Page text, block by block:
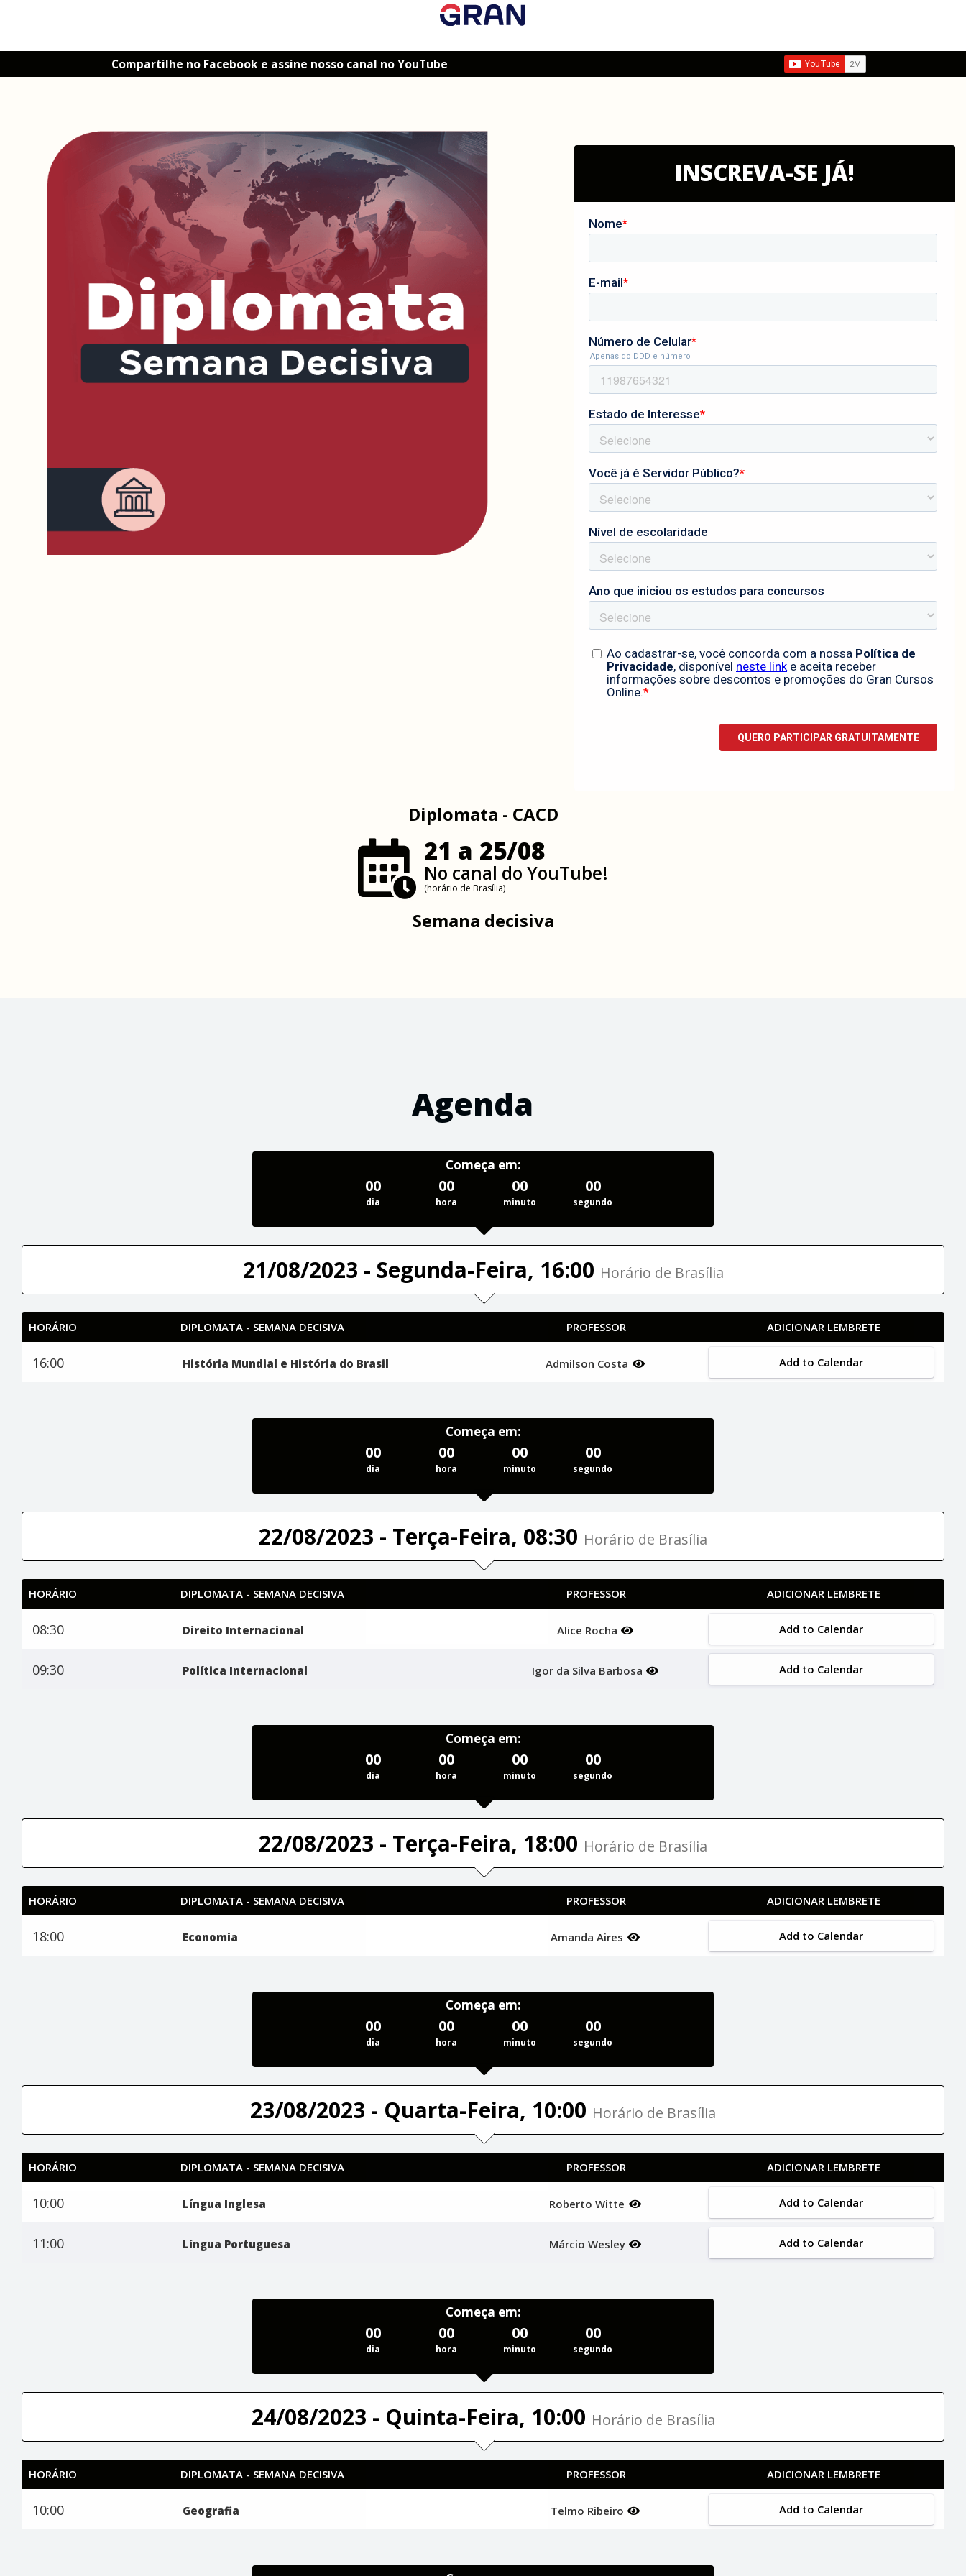
Compartilhe no Facebook e assine nosso canal no YouTube
INSCREVA-SE JÁ!
Diplomata - CACD
21 a 25/08
No canal do YouTube!
(horário de Brasília)
Semana decisiva
Agenda
Começa em:
00
dia
00
hora
00
minuto
00
segundo
21/08/2023 - Segunda-Feira, 16:00 Horário de Brasília
HORÁRIO DIPLOMATA - SEMANA DECISIVA PROFESSOR ADICIONAR LEMBRETE
16:00 História Mundial e História do Brasil Admilson Costa Add to Calendar
Começa em:
00
dia
00
hora
00
minuto
00
segundo
22/08/2023 - Terça-Feira, 08:30 Horário de Brasília
HORÁRIO DIPLOMATA - SEMANA DECISIVA PROFESSOR ADICIONAR LEMBRETE
08:30 Direito Internacional Alice Rocha Add to Calendar
09:30 Política Internacional Igor da Silva Barbosa Add to Calendar
Começa em:
00
dia
00
hora
00
minuto
00
segundo
22/08/2023 - Terça-Feira, 18:00 Horário de Brasília
HORÁRIO DIPLOMATA - SEMANA DECISIVA PROFESSOR ADICIONAR LEMBRETE
18:00 Economia Amanda Aires Add to Calendar
Começa em:
00
dia
00
hora
00
minuto
00
segundo
23/08/2023 - Quarta-Feira, 10:00 Horário de Brasília
HORÁRIO DIPLOMATA - SEMANA DECISIVA PROFESSOR ADICIONAR LEMBRETE
10:00 Língua Inglesa Roberto Witte Add to Calendar
11:00 Língua Portuguesa Márcio Wesley Add to Calendar
Começa em:
00
dia
00
hora
00
minuto
00
segundo
24/08/2023 - Quinta-Feira, 10:00 Horário de Brasília
HORÁRIO DIPLOMATA - SEMANA DECISIVA PROFESSOR ADICIONAR LEMBRETE
10:00 Geografia Telmo Ribeiro Add to Calendar